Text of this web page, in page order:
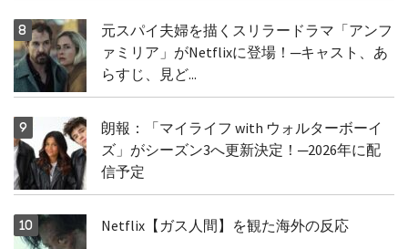
元スパイ夫婦を描くスリラードラマ「アンフ
ァミリア」がNetflixに登場！─キャスト、あ
らすじ、見ど...
朗報：「マイライフ with ウォルターボーイ
ズ」がシーズン3へ更新決定！─2026年に配
信予定
Netflix【ガス人間】を観た海外の反応